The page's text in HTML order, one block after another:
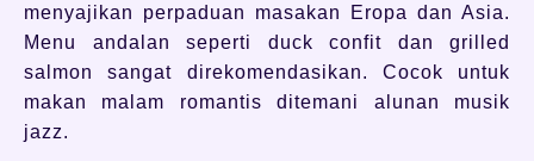
menyajikan perpaduan masakan Eropa dan Asia.
Menu andalan seperti duck confit dan grilled
salmon sangat direkomendasikan. Cocok untuk
makan malam romantis ditemani alunan musik
jazz.